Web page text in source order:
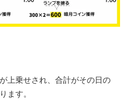
上乗せされ、合計がその日の
ます。